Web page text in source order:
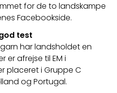
for de to landskampe
Facebookside.
test
har landsholdet en
er afrejse til EM i
placeret i Gruppe C
og Portugal.